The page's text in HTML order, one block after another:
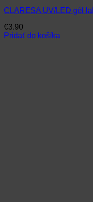
CLARESA UV/LED gél
€3.90
Pridať do košíka